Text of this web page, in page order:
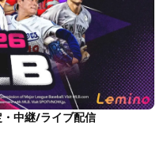
中継/ライブ配信